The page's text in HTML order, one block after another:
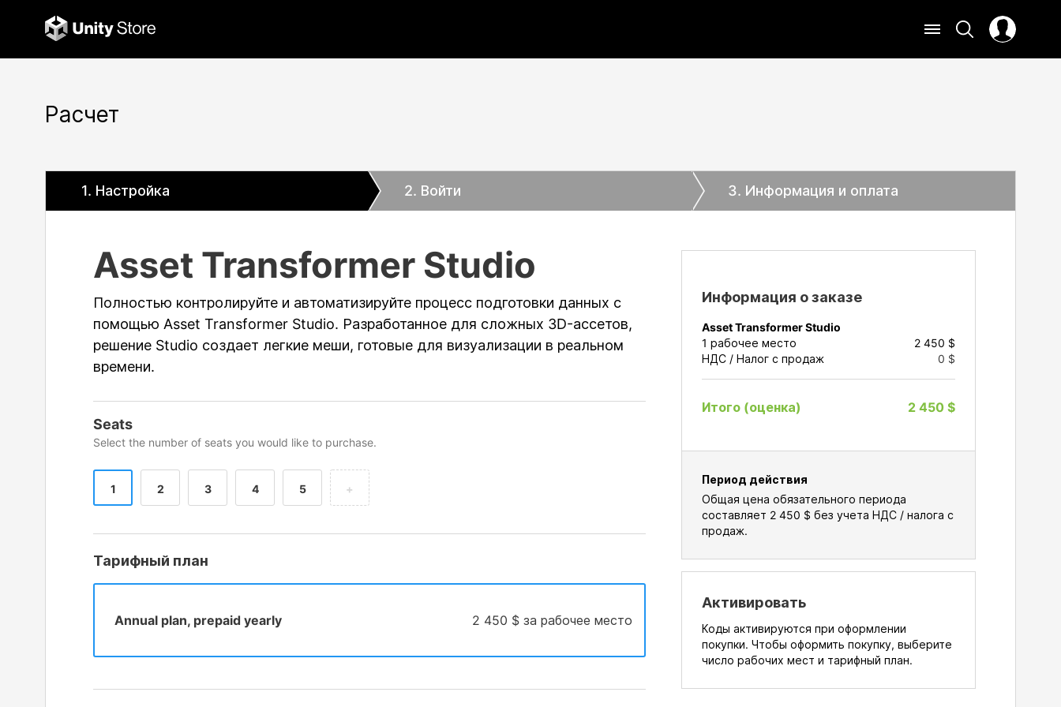
Расчет
1. Настройка 2. Войти 3. Информация и оплата
Asset Transformer Studio
Полностью контролируйте и автоматизируйте процесс подготовки данных с
помощью Asset Transformer Studio. Разработанное для сложных 3D-ассетов,
решение Studio создает легкие меши, готовые для визуализации в реальном
времени.
Seats
Select the number of seats you would like to purchase.
1 2 3 4 5 +
Тарифный план
Annual plan, prepaid yearly 2 450 $ за рабочее место
Информация о заказе
Asset Transformer Studio
1 рабочее место
2 450 $
НДС / Налог с продаж
0 $
Итого (оценка) 2 450 $
Период действия
Общая цена обязательного периода
составляет 2 450 $ без учета НДС / налога с
продаж.
Активировать
Коды активируются при оформлении
покупки. Чтобы оформить покупку, выберите
число рабочих мест и тарифный план.